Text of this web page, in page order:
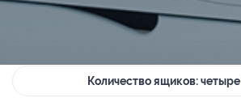
Количество ящиков: четыре